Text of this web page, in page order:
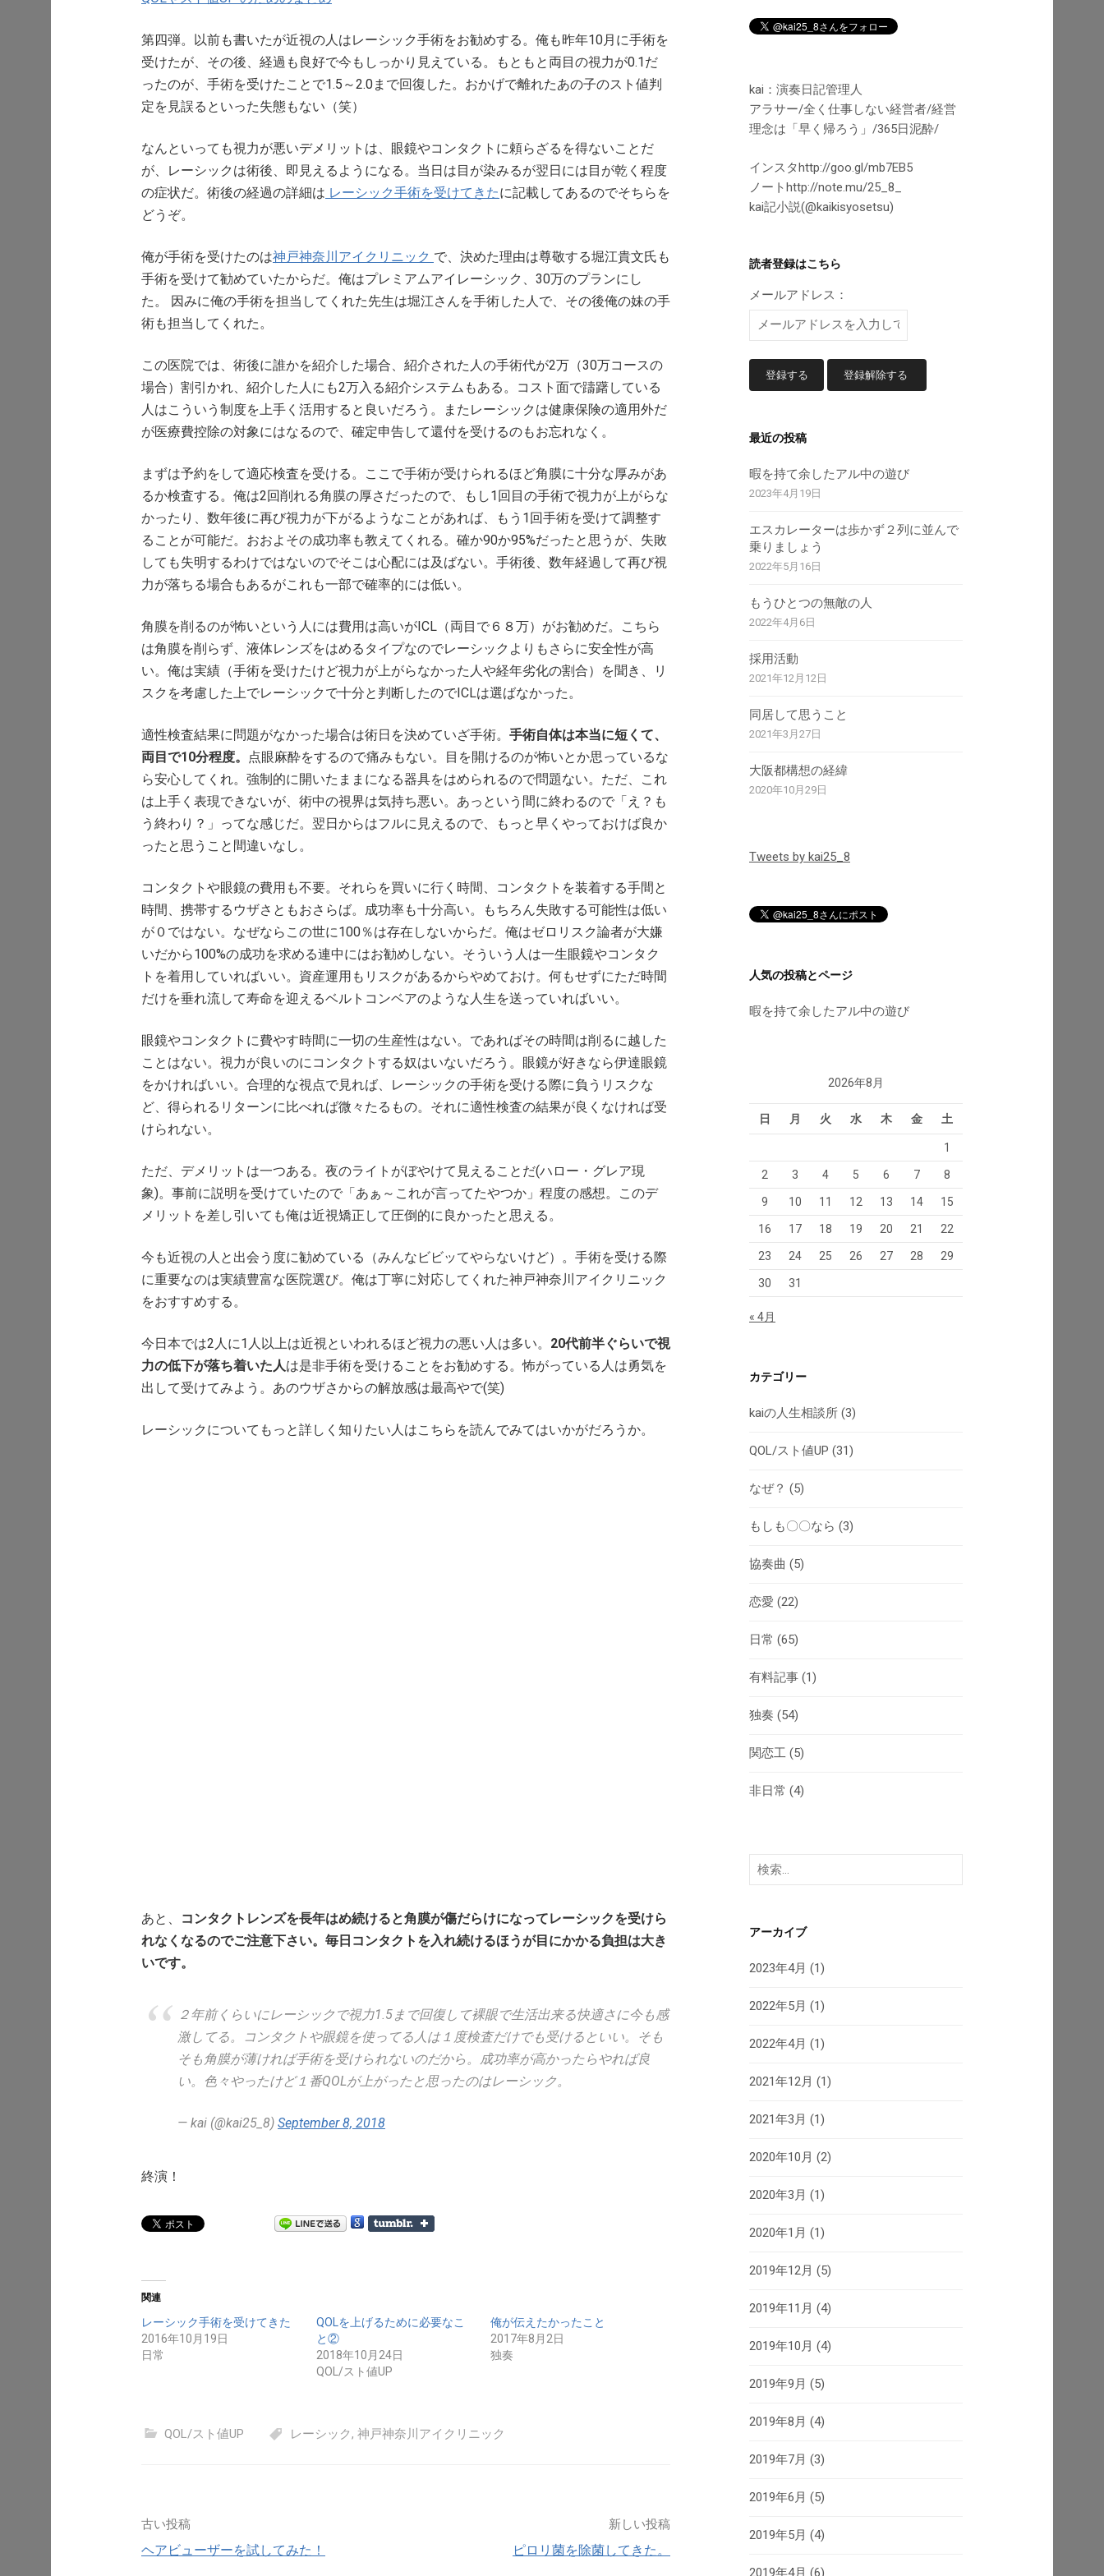
第四弾。以前も書いたが近視の人はレーシック手術をお勧めする。俺も昨年10月に手術を
受けたが、その後、経過も良好で今もしっかり見えている。もともと両目の視力が0.1だ
ったのが、手術を受けたことで1.5～2.0まで回復した。おかげで離れたあの子のスト値判
定を見誤るといった失態もない（笑）
なんといっても視力が悪いデメリットは、眼鏡やコンタクトに頼らざるを得ないことだ
が、レーシックは術後、即見えるようになる。当日は目が染みるが翌日には目が乾く程度
の症状だ。術後の経過の詳細は レーシック手術を受けてきたに記載してあるのでそちらを
どうぞ。
俺が手術を受けたのは神戸神奈川アイクリニック で、決めた理由は尊敬する堀江貴文氏も
手術を受けて勧めていたからだ。俺はプレミアムアイレーシック、30万のプランにし
た。 因みに俺の手術を担当してくれた先生は堀江さんを手術した人で、その後俺の妹の手
術も担当してくれた。
この医院では、術後に誰かを紹介した場合、紹介された人の手術代が2万（30万コースの
場合）割引かれ、紹介した人にも2万入る紹介システムもある。コスト面で躊躇している
人はこういう制度を上手く活用すると良いだろう。またレーシックは健康保険の適用外だ
が医療費控除の対象にはなるので、確定申告して還付を受けるのもお忘れなく。
まずは予約をして適応検査を受ける。ここで手術が受けられるほど角膜に十分な厚みがあ
るか検査する。俺は2回削れる角膜の厚さだったので、もし1回目の手術で視力が上がらな
かったり、数年後に再び視力が下がるようなことがあれば、もう1回手術を受けて調整す
ることが可能だ。おおよその成功率も教えてくれる。確か90か95%だったと思うが、失敗
しても失明するわけではないのでそこは心配には及ばない。手術後、数年経過して再び視
力が落ちる場合もあるがこれも一部で確率的には低い。
角膜を削るのが怖いという人には費用は高いがICL（両目で６８万）がお勧めだ。こちら
は角膜を削らず、液体レンズをはめるタイプなのでレーシックよりもさらに安全性が高
い。俺は実績（手術を受けたけど視力が上がらなかった人や経年劣化の割合）を聞き、リ
スクを考慮した上でレーシックで十分と判断したのでICLは選ばなかった。
適性検査結果に問題がなかった場合は術日を決めていざ手術。 手術自体は本当に短くて、
両目で10分程度。
点眼麻酔をするので痛みもない。目を開けるのが怖いとか思っているな
ら安心してくれ。強制的に開いたままになる器具をはめられるので問題ない。ただ、これ
は上手く表現できないが、術中の視界は気持ち悪い。あっという間に終わるので「え？も
う終わり？」ってな感じだ。翌日からはフルに見えるので、もっと早くやっておけば良か
ったと思うこと間違いなし。
コンタクトや眼鏡の費用も不要。それらを買いに行く時間、コンタクトを装着する手間と
時間、携帯するウザさともおさらば。成功率も十分高い。もちろん失敗する可能性は低い
が０ではない。なぜならこの世に100％は存在しないからだ。俺はゼロリスク論者が大嫌
いだから100%の成功を求める連中にはお勧めしない。そういう人は一生眼鏡やコンタク
トを着用していればいい。資産運用もリスクがあるからやめておけ。何もせずにただ時間
だけを垂れ流して寿命を迎えるベルトコンベアのような人生を送っていればいい。
眼鏡やコンタクトに費やす時間に一切の生産性はない。であればその時間は削るに越した
ことはない。視力が良いのにコンタクトする奴はいないだろう。眼鏡が好きなら伊達眼鏡
をかければいい。合理的な視点で見れば、レーシックの手術を受ける際に負うリスクな
ど、得られるリターンに比べれば微々たるもの。それに適性検査の結果が良くなければ受
けられない。
ただ、デメリットは一つある。夜のライトがぼやけて見えることだ(ハロー・グレア現
象)。事前に説明を受けていたので「あぁ～これが言ってたやつか」程度の感想。このデ
メリットを差し引いても俺は近視矯正して圧倒的に良かったと思える。
今も近視の人と出会う度に勧めている（みんなビビッてやらないけど）。手術を受ける際
に重要なのは実績豊富な医院選び。俺は丁寧に対応してくれた神戸神奈川アイクリニック
をおすすめする。
今日本では2人に1人以上は近視といわれるほど視力の悪い人は多い。 20代前半ぐらいで視
力の低下が落ち着いた人は是非手術を受けることをお勧めする。怖がっている人は勇気を
出して受けてみよう。あのウザさからの解放感は最高やで(笑)
レーシックについてもっと詳しく知りたい人はこちらを読んでみてはいかがだろうか。
あと、
コンタクトレンズを長年はめ続けると角膜が傷だらけになってレーシックを受けら
れなくなるのでご注意下さい。毎日コンタクトを入れ続けるほうが目にかかる負担は大き
いです。
２年前くらいにレーシックで視力1.5まで回復して裸眼で生活出来る快適さに今も感
激してる。コンタクトや眼鏡を使ってる人は１度検査だけでも受けるといい。そも
そも角膜が薄ければ手術を受けられないのだから。成功率が高かったらやれば良
い。色々やったけど１番QOLが上がったと思ったのはレーシック。
— kai (@kai25_8) September 8, 2018
終演！
関連
レーシック手術を受けてきた
2016年10月19日
日常
QOLを上げるために必要なこ
と②
2018年10月24日
QOL/スト値UP
俺が伝えたかったこと
2017年8月2日
独奏
QOL/スト値UP レーシック, 神戸神奈川アイクリニック
投
稿
古い投稿
ヘアビューザーを試してみた！
新しい投稿
ピロリ菌を除菌してきた。
kai：演奏日記管理人
アラサー/全く仕事しない経営者/経営
理念は「早く帰ろう」/365日泥酔/
インスタhttp://goo.gl/mb7EB5
ノートhttp://note.mu/25_8_
kai記小説(@kaikisyosetsu)
読者登録はこちら
メールアドレス：
最近の投稿
暇を持て余したアル中の遊び
2023年4月19日
エスカレーターは歩かず２列に並んで
乗りましょう
2022年5月16日
もうひとつの無敵の人
2022年4月6日
採用活動
2021年12月12日
同居して思うこと
2021年3月27日
大阪都構想の経緯
2020年10月29日
Tweets by kai25_8
人気の投稿とページ
暇を持て余したアル中の遊び
2026年8月
日 月 火 水 木 金 土
« 4月
1
2 3 4 5 6 7 8
9 10 11 12 13 14 15
16 17 18 19 20 21 22
23 24 25 26 27 28 29
30 31
カテゴリー
kaiの人生相談所 (3)
QOL/スト値UP (31)
なぜ？ (5)
もしも〇〇なら (3)
協奏曲 (5)
恋愛 (22)
日常 (65)
有料記事 (1)
独奏 (54)
関恋工 (5)
非日常 (4)
検
索:
アーカイブ
2023年4月 (1)
2022年5月 (1)
2022年4月 (1)
2021年12月 (1)
2021年3月 (1)
2020年10月 (2)
2020年3月 (1)
2020年1月 (1)
2019年12月 (5)
2019年11月 (4)
2019年10月 (4)
2019年9月 (5)
2019年8月 (4)
2019年7月 (3)
2019年6月 (5)
2019年5月 (4)
2019年4月 (6)